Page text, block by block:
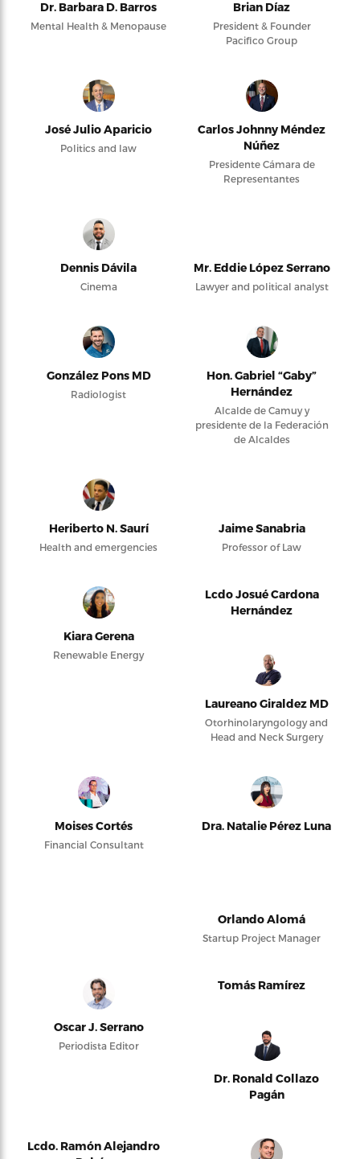
Dr. Barbara D. Barros
Mental Health & Menopause
Brian Díaz
President & Founder
Pacifico Group
José Julio Aparicio
Politics and law
Carlos Johnny Méndez
Núñez
Presidente Cámara de
Representantes
Dennis Dávila
Cinema
Mr. Eddie López Serrano
Lawyer and political analyst
González Pons MD
Radiologist
Hon. Gabriel “Gaby”
Hernández
Alcalde de Camuy y
presidente de la Federación
de Alcaldes
Heriberto N. Saurí
Health and emergencies
Jaime Sanabria
Professor of Law
Kiara Gerena
Renewable Energy
Lcdo Josué Cardona
Hernández
Laureano Giraldez MD
Otorhinolaryngology and
Head and Neck Surgery
Moises Cortés
Financial Consultant
Dra. Natalie Pérez Luna
Orlando Alomá
Startup Project Manager
Oscar J. Serrano
Periodista Editor
Tomás Ramírez
Dr. Ronald Collazo
Pagán
Lcdo. Ramón Alejandro